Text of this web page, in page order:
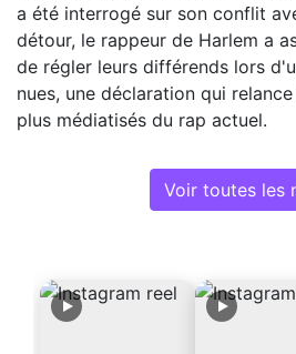
a été interrogé sur son conflit
détour, le rappeur de Harlem a
de régler leurs différends lors
nues, une déclaration qui
plus médiatisés du rap actuel.
Voir toutes les